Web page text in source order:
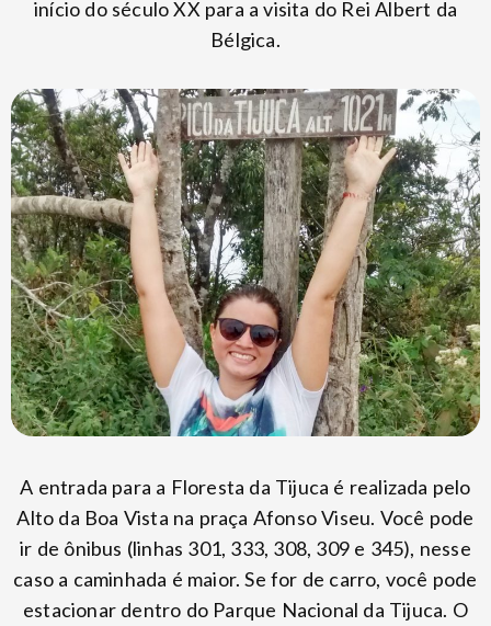
início do século XX para a visita do Rei Albert da
Bélgica.
A entrada para a Floresta da Tijuca é realizada pelo
Alto da Boa Vista na praça Afonso Viseu. Você pode
ir de ônibus (linhas 301, 333, 308, 309 e 345), nesse
caso a caminhada é maior. Se for de carro, você pode
estacionar dentro do Parque Nacional da Tijuca. O